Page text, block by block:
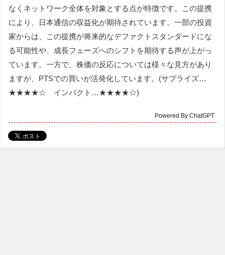
なくネットワーク全体を対象とする点が特徴です。この提携
により、日本通信の収益化が期待されています。一部の投資
家からは、この提携が将来的なデファクトスタンダードにな
る可能性や、成長フェーズへのシフトを期待する声が上がっ
ています。一方で、株価の反応については様々な見方があり
ますが、PTSでの買いが活発化しています。(サプライズ…
★★★★☆ インパクト…★★★★☆)
Powered By ChatGPT